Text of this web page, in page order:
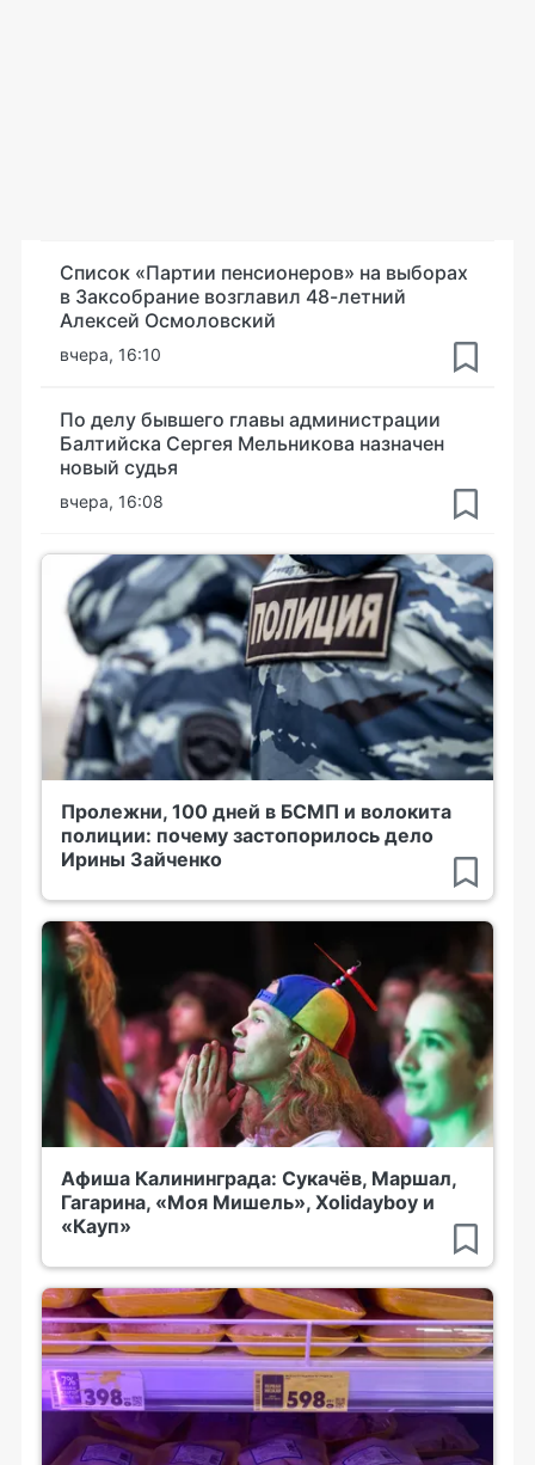
Список «Партии пенсионеров» на выборах
в Заксобрание возглавил 48-летний
Алексей Осмоловский
вчера, 16:10
По делу бывшего главы администрации
Балтийска Сергея Мельникова назначен
новый судья
вчера, 16:08
Пролежни, 100 дней в БСМП и волокита
полиции: почему застопорилось дело
Ирины Зайченко
Афиша Калининграда: Сукачёв, Маршал,
Гагарина, «Моя Мишель», Xolidayboy и
«Кауп»